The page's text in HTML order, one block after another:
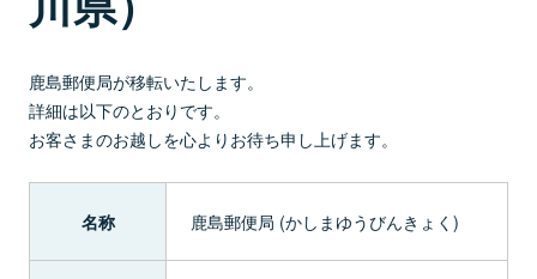
鹿島郵便局が移転いたします。
詳細は以下のとおりです。
お客さまのお越しを心よりお待ち申し上げます。
名称 鹿島郵便局 (かしまゆうびんきょく)